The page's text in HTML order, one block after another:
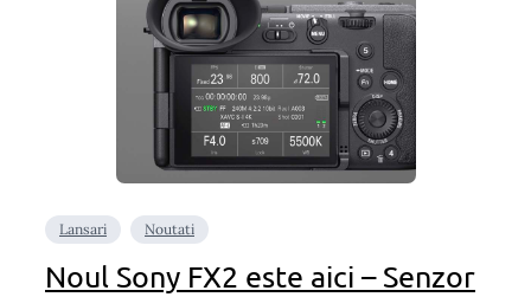
Lansari Noutati
Noul Sony FX2 este aici – Senzor